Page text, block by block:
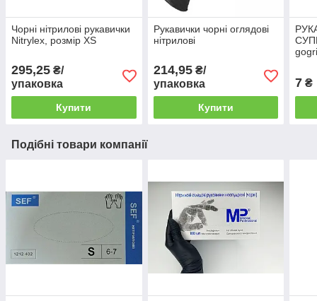
Чорні нітрилові рукавички
Nitrylex, розмір ХS
295,25 ₴/
упаковка
Купити
Рукавички чорні оглядові
нітрилові
214,95₴/
упаковка
Купити
7 ₴
Подібні товари компанії